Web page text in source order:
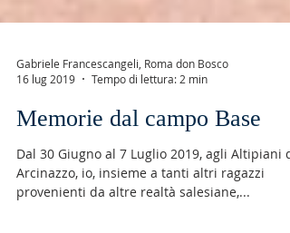
Gabriele Francescangeli, Roma don Bosco
16 lug 2019
Tempo di lettura: 2 min